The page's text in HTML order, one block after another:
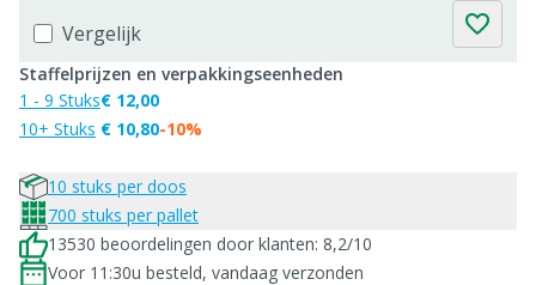
Vergelijk
Staffelprijzen en verpakkingseenheden
1 - 9 Stuks
10+ Stuks
€ 12,00
€ 10,80-10%
10 stuks per doos
700 stuks per pallet
13530 beoordelingen door klanten: 8,2/10
Voor 11:30u besteld, vandaag verzonden